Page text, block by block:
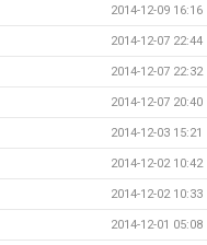
2014-12-09 16:16
2014-12-07 22:44
2014-12-07 22:32
2014-12-07 20:40
2014-12-03 15:21
2014-12-02 10:42
2014-12-02 10:33
2014-12-01 05:08